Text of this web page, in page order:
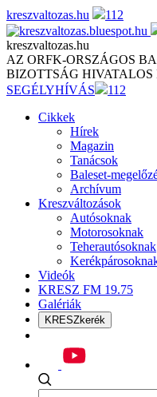
Skip
to
content
kreszvaltozas.hu 112
kreszvaltozas.hu
AZ ORFK-ORSZÁGOS
BIZOTTSÁG HIVATALOS
SEGÉLYHÍVÁS
112
Cikkek
Hírek
Magazin
Tanácsok
Baleset-
Archívum
Kreszváltozások
Autósoknak
Motorosoknak
Teherautósoknak
Videók
KRESZ FM 19.75
Galériák
KRESZkerék